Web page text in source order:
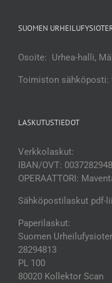
SUOMEN
Osoite: Urhea-halli,
Toimiston
LASKUTUSTIEDOT
Verkkolaskut:
IBAN/OVT:
OPERAATTORI:
Sähköpostilaskut pdf-
Paperilaskut:
Suomen
28294813
PL 100
80020 Kollektor Scan